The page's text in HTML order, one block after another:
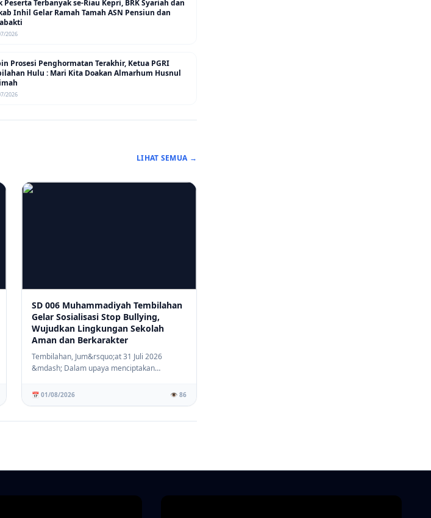
Peserta Terbanyak se-Riau Kepri, BRK Syariah dan
Inhil Gelar Ramah Tamah ASN Pensiun dan
2026
Prosesi Penghormatan Terakhir, Ketua PGRI
Hulu : Mari Kita Doakan Almarhum Husnul
2026
LIHAT SEMUA →
SD 006 Muhammadiyah Tembilahan
Gelar Sosialisasi Stop Bullying,
Wujudkan Lingkungan Sekolah
Aman dan Berkarakter
Tembilahan, Jum&rsquo;at 31 Juli 2026
&mdash; Dalam upaya menciptakan
📅 01/08/2026 👁️ 86